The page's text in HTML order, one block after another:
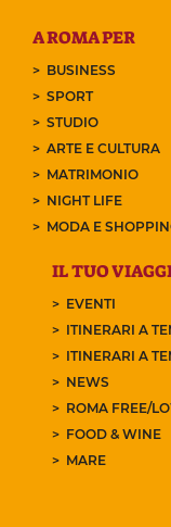
A ROMA PER
BUSINESS
SPORT
STUDIO
ARTE E CULTURA
MATRIMONIO
NIGHT LIFE
MODA E
IL TUO
EVENTI
ITINERARI A
ITINERARI A
NEWS
ROMA FREE/
FOOD & WINE
MARE